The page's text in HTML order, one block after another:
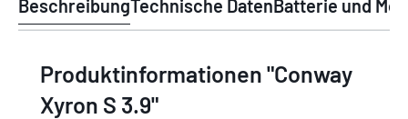
BeschreibungTechnische DatenBatterie und
Produktinformationen "Conway
Xyron S 3.9"